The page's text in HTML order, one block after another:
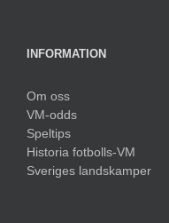
INFORMATION
Om oss
VM-odds
Speltips
Historia fotbolls-VM
Sveriges landskamper